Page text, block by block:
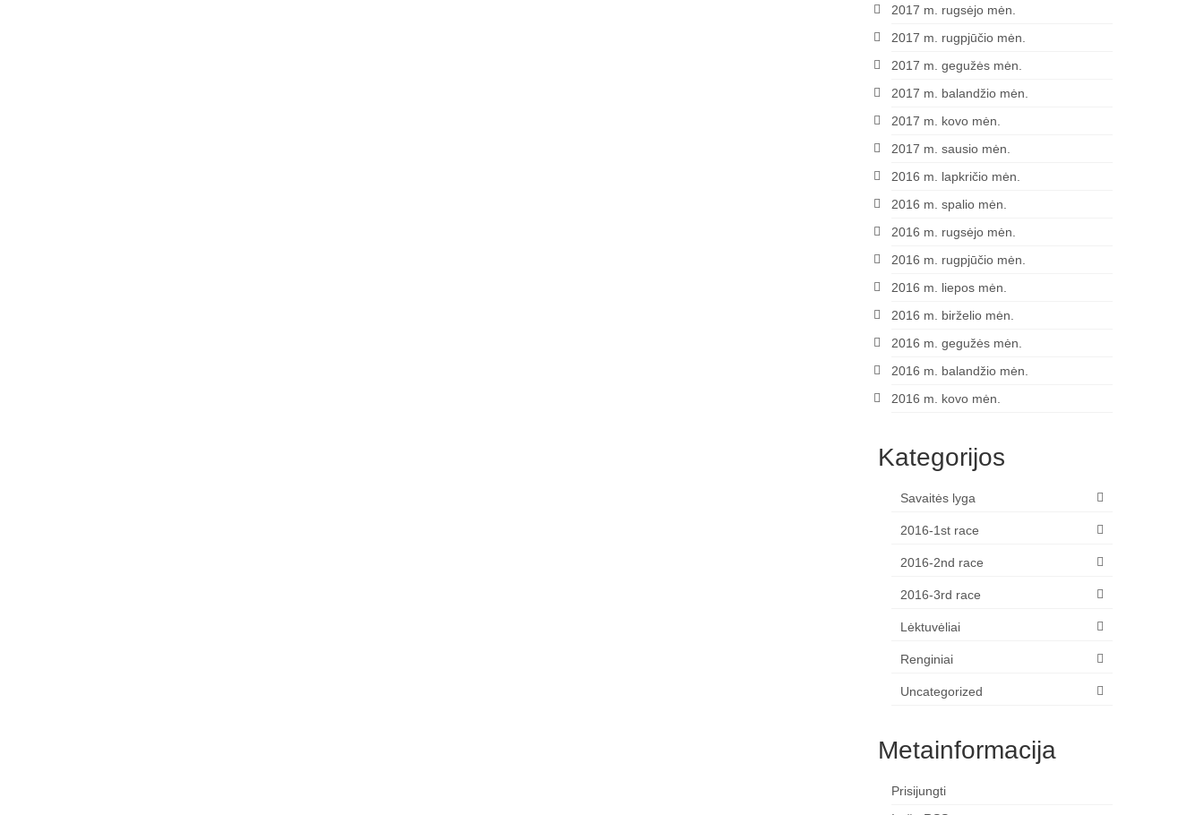
2017 m. rugsėjo mėn.
2017 m. rugpjūčio mėn.
2017 m. gegužės mėn.
2017 m. balandžio mėn.
2017 m. kovo mėn.
2017 m. sausio mėn.
2016 m. lapkričio mėn.
2016 m. spalio mėn.
2016 m. rugsėjo mėn.
2016 m. rugpjūčio mėn.
2016 m. liepos mėn.
2016 m. birželio mėn.
2016 m. gegužės mėn.
2016 m. balandžio mėn.
2016 m. kovo mėn.
Kategorijos
Savaitės lyga
2016-1st race
2016-2nd race
2016-3rd race
Lėktuvėliai
Renginiai
Uncategorized
Metainformacija
Prisijungti